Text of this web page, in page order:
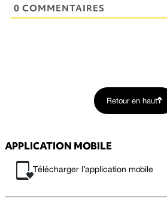
0 COMMENTAIRES
Retour en haut
APPLICATION MOBILE
Télécharger l’application mobile